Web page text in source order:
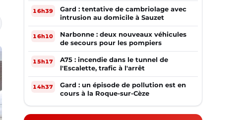
16h39
Gard : tentative de cambriolage avec
intrusion au domicile à Sauzet
16h10
Narbonne : deux nouveaux véhicules
de secours pour les pompiers
15h17
A75 : incendie dans le tunnel de
l'Escalette, trafic à l'arrêt
14h37
Gard : un épisode de pollution est en
cours à la Roque-sur-Cèze